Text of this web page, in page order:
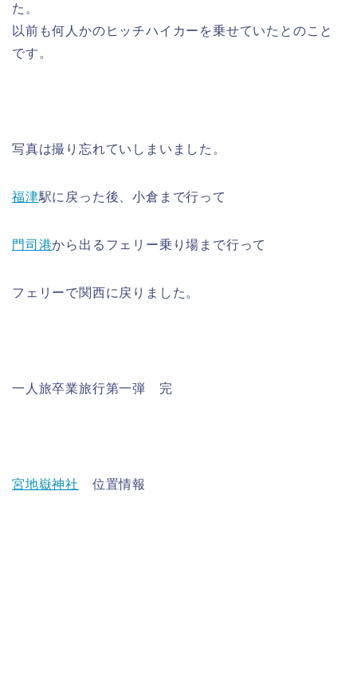
た。
以前も何人かのヒッチハイカーを乗せていたとのこと
です。
写真は撮り忘れていしまいました。
福津駅に戻った後、小倉まで行って
門司港から出るフェリー乗り場まで行って
フェリーで関西に戻りました。
一人旅卒業旅行第一弾 完
宮地嶽神社 位置情報